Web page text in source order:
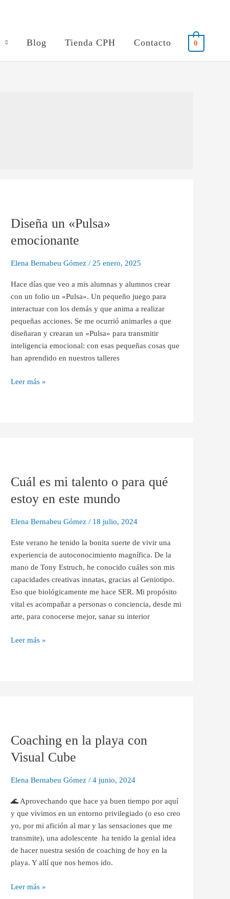
Blog Tienda CPH Contacto 0
Diseña un «Pulsa»
emocionante
Elena Bernabeu Gómez / 25 enero, 2025
Hace días que veo a mis alumnas y alumnos crear
con un folio un «Pulsa». Un pequeño juego para
interactuar con los demás y que anima a realizar
pequeñas acciones. Se me ocurrió animarles a que
diseñaran y crearan un «Pulsa» para transmitir
inteligencia emocional: con esas pequeñas cosas que
han aprendido en nuestros talleres
«Pulsa»
Leer más »
Cuál es mi talento o para qué
estoy en este mundo
Elena Bernabeu Gómez / 18 julio, 2024
Este verano he tenido la bonita suerte de vivir una
experiencia de autoconocimiento magnífica. De la
mano de Tony Estruch, he conocido cuáles son mis
capacidades creativas innatas, gracias al Geniotipo.
Eso que biológicamente me hace SER. Mi propósito
vital es acompañar a personas o conciencia, desde mi
arte, para conocerse mejor, sanar su interior
mi
o
estoy
en
este
mundo
Leer más »
Coaching en la playa con
Visual Cube
Elena Bernabeu Gómez / 4 junio, 2024
🌊 Aprovechando que hace ya buen tiempo por aquí
y que vivimos en un entorno privilegiado (o eso creo
yo, por mi afición al mar y las sensaciones que me
transmite), una adolescente ha tenido la genial idea
de hacer nuestra sesión de coaching de hoy en la
playa. Y allí que nos hemos ido.
la
playa
con
Leer más »